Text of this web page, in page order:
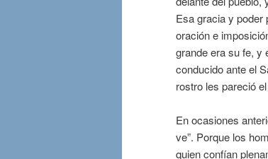
Esa gracia y poder
oración e
grande era su fe, y
conducido ante el
rostro les pareció
En ocasiones
ve”. Porque los
quien confían